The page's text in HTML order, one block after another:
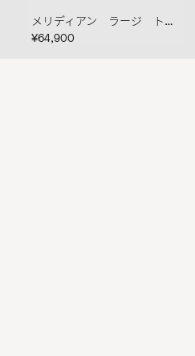
メリディアン ラージ トート クレマ
¥64,900